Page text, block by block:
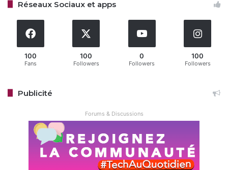
Google Google Vids
Réseaux Sociaux et apps
100
Fans
100
Followers
0
Followers
100
Followers
Publicité
Forums & Discussions